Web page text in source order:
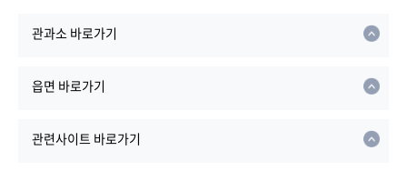
관과소 바로가기
읍면 바로가기
관련사이트 바로가기